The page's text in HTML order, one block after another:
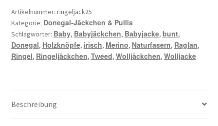
Artikelnummer: ringeljack25
Kategorie: Donegal-Jäckchen & Pullis
Schlagwörter: Baby, Babyjäckchen, Babyjacke, bunt,
Donegal, Holzknöpfe, irisch, Merino, Naturfasern, Raglan,
Ringel, Ringeljäckchen, Tweed, Wolljäckchen, Wolljacke
Beschreibung